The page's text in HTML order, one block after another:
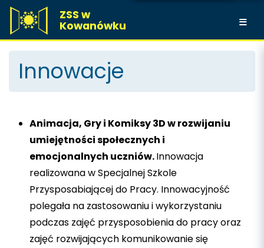
ZSS w
Kowanówku
Innowacje
Animacja, Gry i Komiksy 3D w rozwijaniu
umiejętności społecznych i
emocjonalnych uczniów.Innowacja
realizowana w Specjalnej Szkole
Przysposabiającej do Pracy. Innowacyjność
polegała na zastosowaniu i wykorzystaniu
podczas zajęć przysposobienia do pracy oraz
zajęć rozwijających komunikowanie się